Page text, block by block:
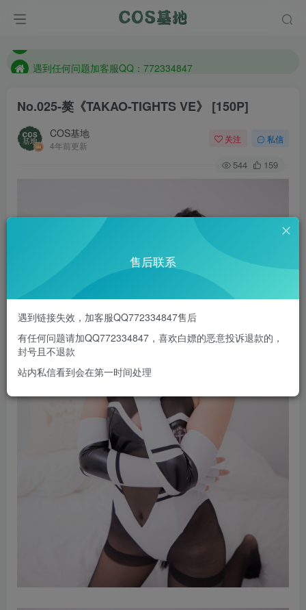
防失联：百度搜索《一七天佳》，实时查看最新站点。
遇到任何问题加客服QQ：772334847
No.025-獒《TAKAO-TIGHTS VE》 [150P]
COS基地
4年前更新
关注 私信
544 159
售后联系
遇到链接失效，加客服QQ772334847售后
有任何问题请加QQ772334847，喜欢白嫖的恶意投诉退款的，
封号且不退款
站内私信看到会在第一时间处理